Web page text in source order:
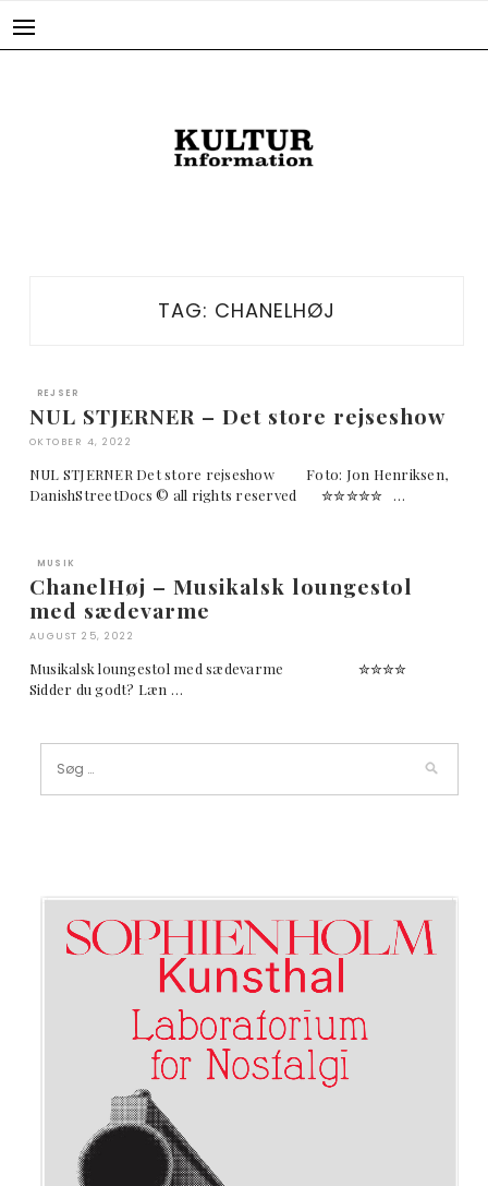
TAG: CHANELHØJ
REJSER
NUL STJERNER – Det store rejseshow
OKTOBER 4, 2022
NUL STJERNER Det store rejseshow Foto: Jon Henriksen,
DanishStreetDocs © all rights reserved ✮✮✮✮✮ …
MUSIK
ChanelHøj – Musikalsk loungestol
med sædevarme
AUGUST 25, 2022
Musikalsk loungestol med sædevarme ✮✮✮✮
Sidder du godt? Læn …